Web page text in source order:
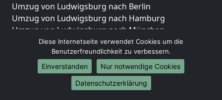
Umzug von Ludwigsburg nach Berlin
Umzug von Ludwigsburg nach Hamburg
Umzug von Ludwigsburg nach München
Umzug von Ludwigsburg nach Köln
Umzug von Ludwigsburg nach Frankfurt am Main
Umzug von Ludwigsburg nach Stuttgart
Umzug von Ludwigsburg nach Düsseldorf
Umzug von Ludwigsburg nach Leipzig
Diese Internetseite verwendet Cookies um die
Benutzerfreundlichkeit zu verbessern.
Einverstanden
Nur notwendige Cookies
Datenschutzerklärung